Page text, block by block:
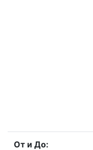
От и До: